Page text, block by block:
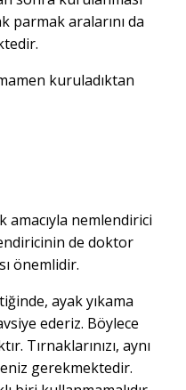
parmak aralarını da
kuruladıktan
amacıyla nemlendirici
de doktor
önemlidir.
ayak yıkama
ederiz. Böylece
Tırnaklarınızı, aynı
gerekmektedir.